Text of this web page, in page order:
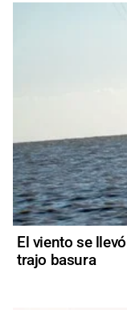
El viento se
trajo basura